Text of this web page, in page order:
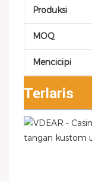
Produksi
MOQ
Mencicipi
Terlaris